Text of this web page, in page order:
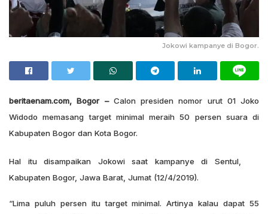
Jokowi kampanye di Bogor.
beritaenam.com, Bogor –Calon presiden nomor urut 01 Joko
Widodo memasang target minimal meraih 50 persen suara di
Kabupaten Bogor dan Kota Bogor.
Hal itu disampaikan Jokowi saat kampanye di Sentul,
Kabupaten Bogor, Jawa Barat, Jumat (12/4/2019).
“Lima puluh persen itu target minimal. Artinya kalau dapat 55